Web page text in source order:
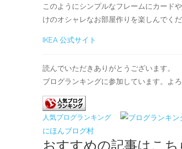
このようにシンプルなフレームにカード
けのオシャレなお部屋作りを楽しんでく
IKEA 公式サイト
読んでいただきありがとうございます。
ブログランキングに参加しています。よ
人気ブログランキング
にほんブログ村
おすすめの記事はこち